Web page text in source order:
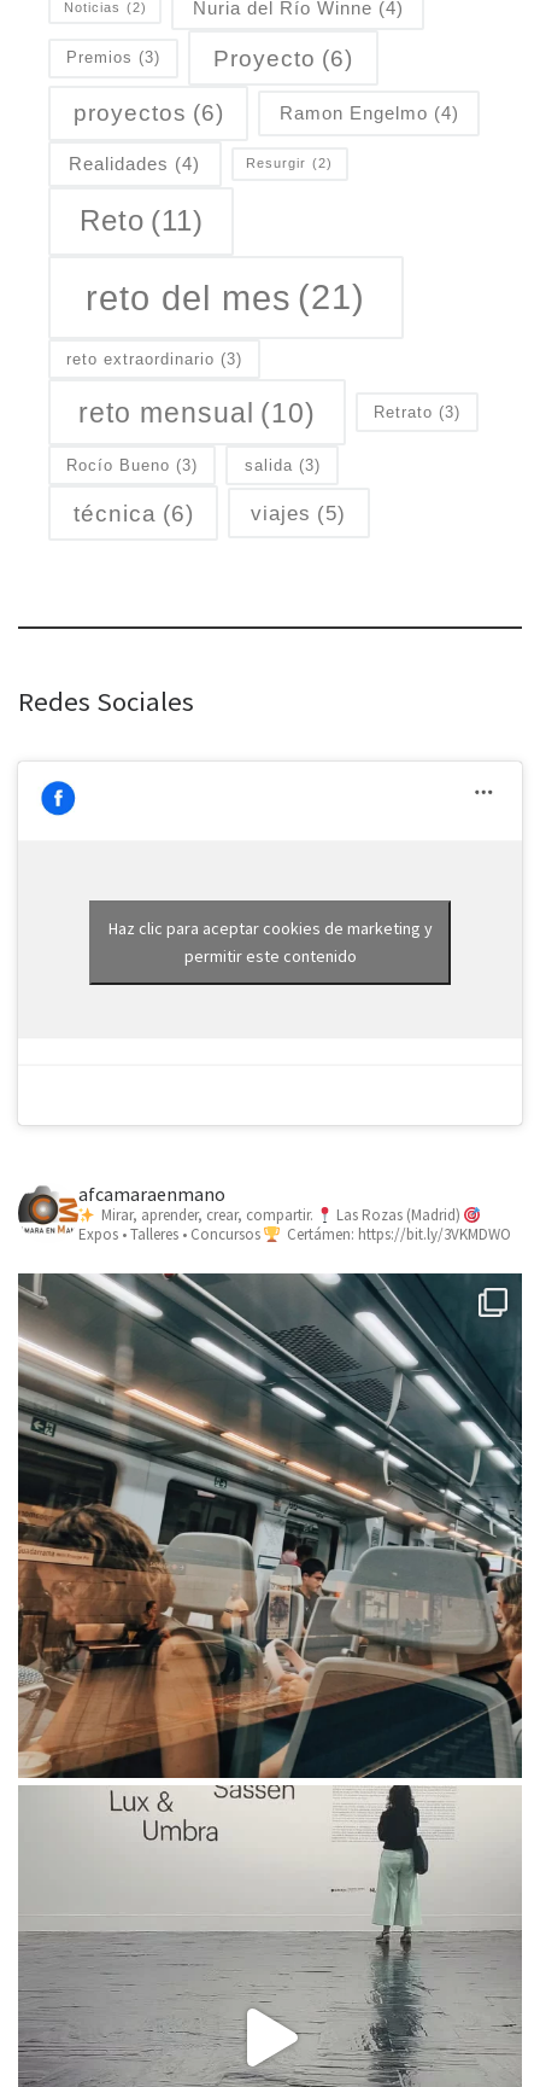
Noticias (2) Nuria del Río Winne (4)
Premios (3) Proyecto (6)
proyectos (6) Ramon Engelmo (4)
Realidades (4) Resurgir (2)
Reto (11)
reto del mes (21)
reto extraordinario (3)
reto mensual (10) Retrato (3)
Rocío Bueno (3) salida (3)
técnica (6) viajes (5)
Redes Sociales
Haz clic para aceptar cookies de marketing y
permitir este contenido
afcamaraenmano
Mirar, aprender, crear, compartir.
Las Rozas (Madrid)
Expos • Talleres • Concursos
Certámen: https://bit.ly/3VKMDWO